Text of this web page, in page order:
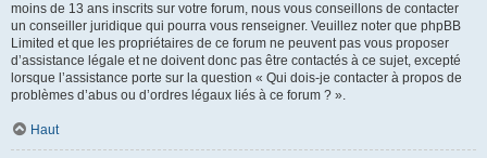
moins de 13 ans inscrits sur votre forum, nous vous conseillons de contacter
un conseiller juridique qui pourra vous renseigner. Veuillez noter que phpBB
Limited et que les propriétaires de ce forum ne peuvent pas vous proposer
d’assistance légale et ne doivent donc pas être contactés à ce sujet, excepté
lorsque l’assistance porte sur la question « Qui dois-je contacter à propos de
problèmes d’abus ou d’ordres légaux liés à ce forum ? ».
Haut